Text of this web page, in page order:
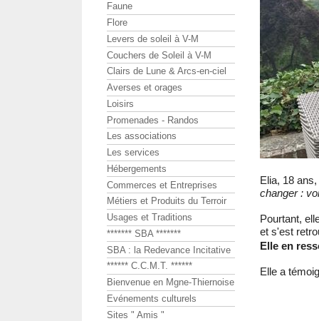
Elia, 18
changer :
Pourtant,
et s'est
Elle en
Elle a
Faune
Flore
Levers de soleil à V-M
Couchers de Soleil à V-M
Clairs de Lune & Arcs-en-ciel
Averses et orages
Loisirs
Promenades - Randos
Les associations
Les services
Hébergements
Commerces et Entreprises
Métiers et Produits du Terroir
Usages et Traditions
******* SBA *******
SBA : la Redevance Incitative
****** C.C.M.T. ******
Bienvenue en Mgne-Thiernoise
Evénements culturels
Sites " Amis "